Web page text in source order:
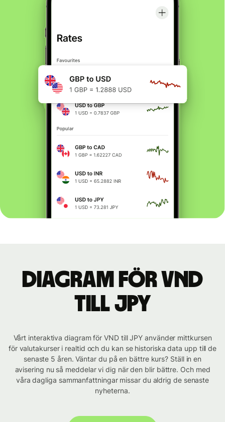
Diagram för VND
till JPY
Vårt interaktiva diagram för VND till JPY använder mittkursen
för valutakurser i realtid och du kan se historiska data upp till de
senaste 5 åren. Väntar du på en bättre kurs? Ställ in en
avisering nu så meddelar vi dig när den blir bättre. Och med
våra dagliga sammanfattningar missar du aldrig de senaste
nyheterna.